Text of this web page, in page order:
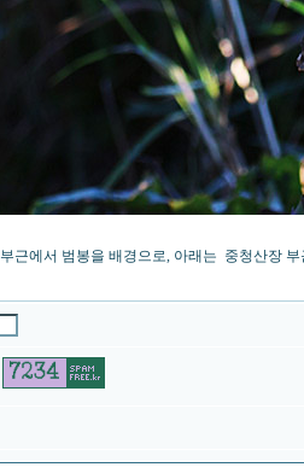
근에서 범봉을 배경으로, 아래는 중청산장